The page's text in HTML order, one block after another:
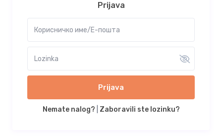
Prijava
Prijava
Nemate nalog? Zaboravili ste lozinku?